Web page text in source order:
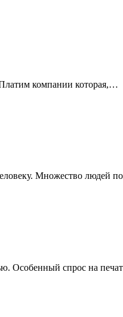
компании которая,…
Множество людей
Особенный спрос на